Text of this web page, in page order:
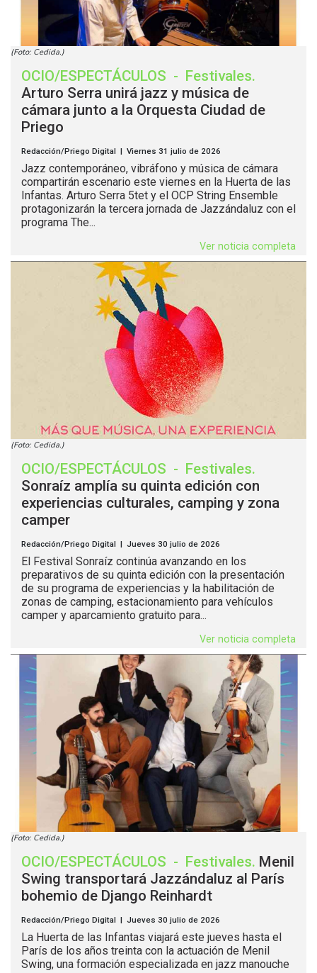
(Foto: Cedida.)
OCIO/ESPECTÁCULOS - Festivales.
Arturo Serra unirá jazz y música de
cámara junto a la Orquesta Ciudad de
Priego
Redacción/Priego Digital | Viernes 31 julio de 2026
Jazz contemporáneo, vibráfono y música de cámara
compartirán escenario este viernes en la Huerta de las
Infantas. Arturo Serra 5tet y el OCP String Ensemble
protagonizarán la tercera jornada de Jazzándaluz con el
programa The...
Ver noticia completa
(Foto: Cedida.)
OCIO/ESPECTÁCULOS - Festivales.
Sonraíz amplía su quinta edición con
experiencias culturales, camping y zona
camper
Redacción/Priego Digital | Jueves 30 julio de 2026
El Festival Sonraíz continúa avanzando en los
preparativos de su quinta edición con la presentación
de su programa de experiencias y la habilitación de
zonas de camping, estacionamiento para vehículos
camper y aparcamiento gratuito para...
Ver noticia completa
(Foto: Cedida.)
OCIO/ESPECTÁCULOS - Festivales. Menil
Swing transportará Jazzándaluz al París
bohemio de Django Reinhardt
Redacción/Priego Digital | Jueves 30 julio de 2026
La Huerta de las Infantas viajará este jueves hasta el
París de los años treinta con la actuación de Menil
Swing, una formación especializada en jazz manouche